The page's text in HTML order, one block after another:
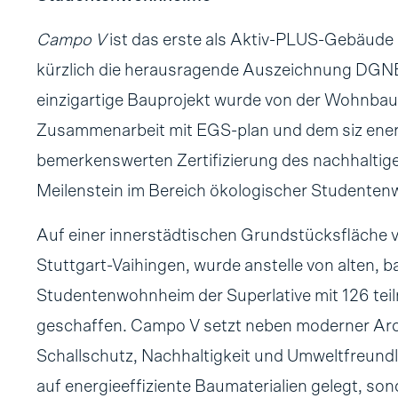
Campo Vist das erste als Aktiv-PLUS-
kürzlich die herausragende Auszeichnung
einzigartige Bauprojekt wurde von der
Zusammenarbeit mit EGS-plan und dem siz
bemerkenswerten Zertifizierung des
Meilenstein im Bereich ökologischer
Auf einer innerstädtischen Grundstücksfläche
Stuttgart-Vaihingen, wurde anstelle von alten,
Studentenwohnheim der Superlative mit 126
geschaffen. Campo V setzt neben moderner
Schallschutz, Nachhaltigkeit und
auf energieeffiziente Baumaterialien gelegt,